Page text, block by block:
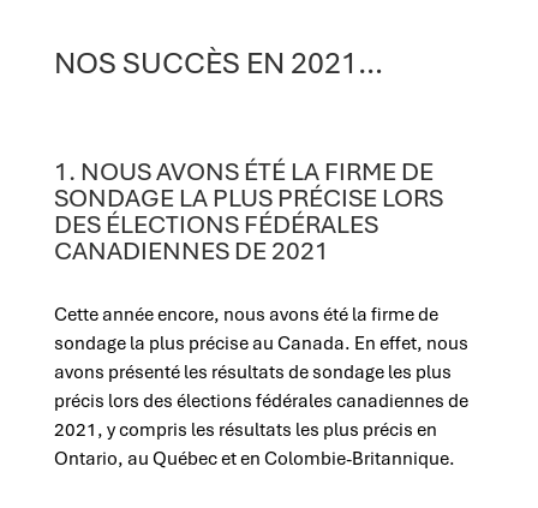
NOS SUCCÈS EN 2021…
1. NOUS AVONS ÉTÉ LA FIRME DE
SONDAGE LA PLUS PRÉCISE LORS
DES ÉLECTIONS FÉDÉRALES
CANADIENNES DE 2021
Cette année encore, nous avons été la firme de
sondage la plus précise au Canada. En effet, nous
avons présenté les résultats de sondage les plus
précis lors des élections fédérales canadiennes de
2021, y compris les résultats les plus précis en
Ontario, au Québec et en Colombie-Britannique.